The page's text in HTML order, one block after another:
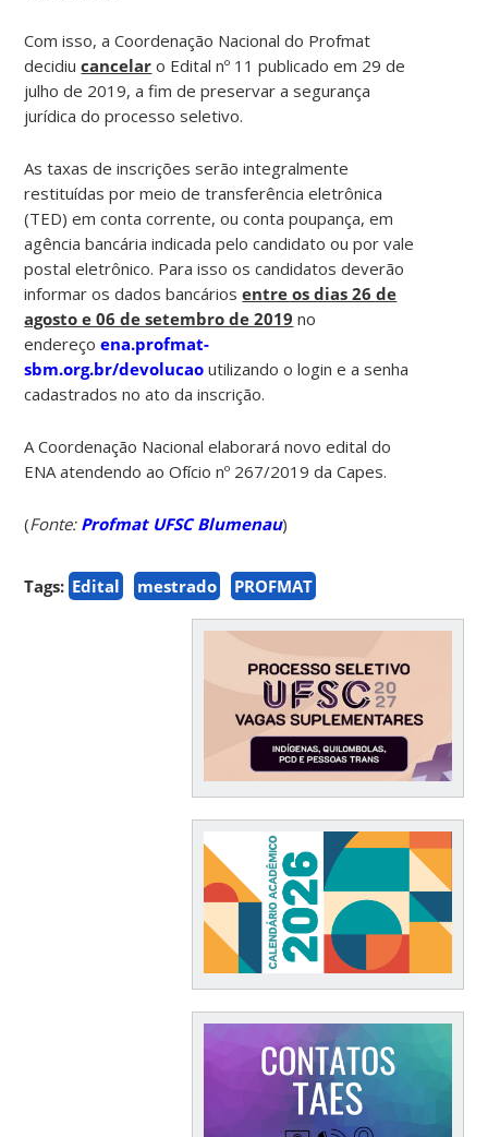
Com isso, a Coordenação Nacional do Profmat
decidiucancelar o Edital nº 11 publicado em 29 de
julho de 2019, a fim de preservar a segurança
jurídica do processo seletivo.
As taxas de inscrições serão integralmente
restituídas por meio de transferência eletrônica
(TED) em conta corrente, ou conta poupança, em
agência bancária indicada pelo candidato ou por vale
postal eletrônico. Para isso os candidatos deverão
informar os dados bancáriosentre os dias 26 de
agosto e 06 de setembro de 2019 no
endereçoena.profmat-
sbm.org.br/devolucaoutilizando o login e a senha
cadastrados no ato da inscrição.
A Coordenação Nacional elaborará novo edital do
ENA atendendo ao Ofício nº 267/2019 da Capes.
(Fonte: Profmat UFSC Blumenau)
Tags: Edital mestrado PROFMAT